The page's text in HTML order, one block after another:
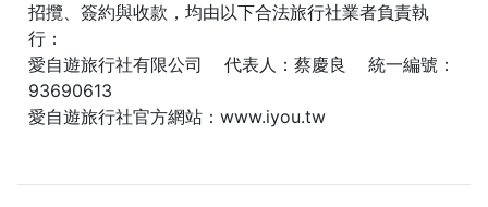
招攬、簽約與收款，均由以下合法旅行社業者負責執
行：
愛自遊旅行社有限公司 代表人：蔡慶良 統一編號：
93690613
愛自遊旅行社官方網站： www.iyou.tw